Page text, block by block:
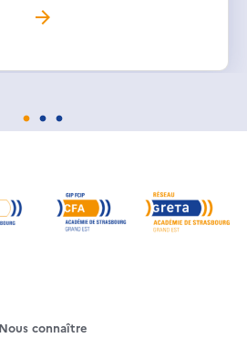
Nous connaître